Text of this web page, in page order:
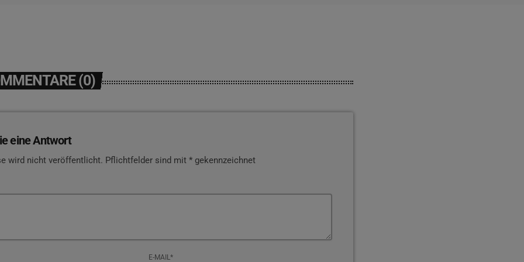
(0)
eine Antwort
wird nicht veröffentlicht. Pflichtfelder sind mit * gekennzeichnet
E-MAIL*